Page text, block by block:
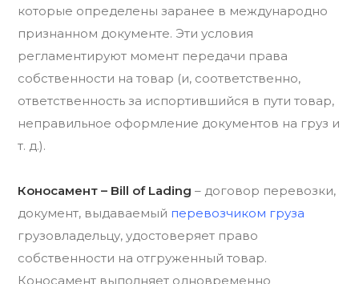
которые определены заранее в международно
признанном документе. Эти условия
регламентируют момент передачи права
собственности на товар (и, соответственно,
ответственность за испортившийся в пути товар,
неправильное оформление документов на груз и
т. д.).
Коносамент – Bill of Lading – договор перевозки,
документ, выдаваемый перевозчиком груза
грузовладельцу, удостоверяет право
собственности на отгруженный товар.
Коносамент выполняет одновременно